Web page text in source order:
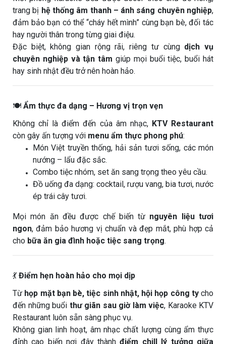
trang bị hệ thống âm thanh – ánh sáng chuyên nghiệp,
đảm bảo bạn có thể “cháy hết mình” cùng bạn bè, đối tác
hay người thân trong từng giai điệu.
Đặc biệt, không gian rộng rãi, riêng tư cùng dịch vụ
chuyên nghiệp và tận tâm giúp mọi buổi tiệc, buổi hát
hay sinh nhật đều trở nên hoàn hảo.
🍽️ Ẩm thực đa dạng – Hương vị trọn vẹn
Không chỉ là điểm đến của âm nhạc, KTV Restaurant
còn gây ấn tượng với menu ẩm thực phong phú:
Món Việt truyền thống, hải sản tươi sống, các món
nướng – lẩu đặc sắc.
Combo tiệc nhóm, set ăn sang trọng theo yêu cầu.
Đồ uống đa dạng: cocktail, rượu vang, bia tươi, nước
ép trái cây tươi.
Mọi món ăn đều được chế biến từ nguyên liệu tươi
ngon, đảm bảo hương vị chuẩn và đẹp mắt, phù hợp cả
cho bữa ăn gia đình hoặc tiệc sang trọng.
💃 Điểm hẹn hoàn hảo cho mọi dịp
Từ họp mặt bạn bè, tiệc sinh nhật, hội họp công tycho
đến những buổi thư giãn sau giờ làm việc, Karaoke KTV
Restaurant luôn sẵn sàng phục vụ.
Không gian linh hoạt, âm nhạc chất lượng cùng ẩm thực
đỉnh cao biến nơi đây thànhđiểm chill lý tưởng giữa